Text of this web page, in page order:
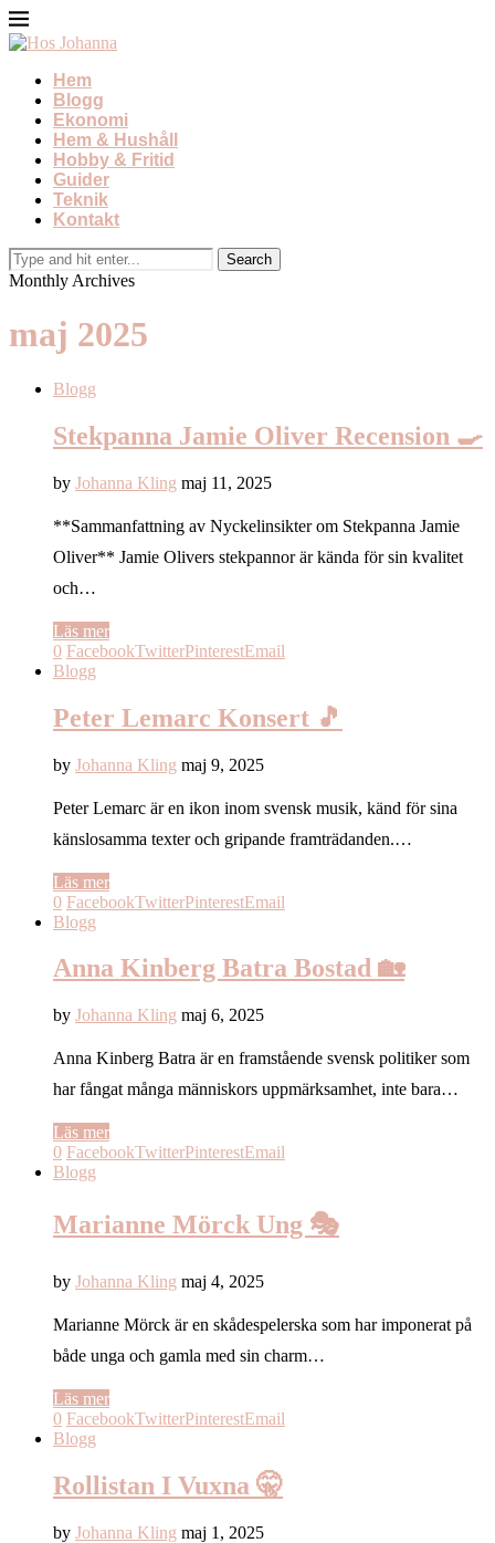
Hem
Blogg
Ekonomi
Hem & Hushåll
Hobby & Fritid
Guider
Teknik
Kontakt
Monthly Archives
maj 2025
Blogg
Stekpanna Jamie Oliver Recension 🍳
by Johanna Kling maj 11, 2025
**Sammanfattning av Nyckelinsikter om Stekpanna Jamie
Oliver** Jamie Olivers stekpannor är kända för sin kvalitet
och…
Läs mer
0 FacebookTwitterPinterestEmail
Blogg
Peter Lemarc Konsert 🎵
by Johanna Kling maj 9, 2025
Peter Lemarc är en ikon inom svensk musik, känd för sina
känslosamma texter och gripande framträdanden.…
Läs mer
0 FacebookTwitterPinterestEmail
Blogg
Anna Kinberg Batra Bostad 🏡
by Johanna Kling maj 6, 2025
Anna Kinberg Batra är en framstående svensk politiker som
har fångat många människors uppmärksamhet, inte bara…
Läs mer
0 FacebookTwitterPinterestEmail
Blogg
Marianne Mörck Ung 🎭
by Johanna Kling maj 4, 2025
Marianne Mörck är en skådespelerska som har imponerat på
både unga och gamla med sin charm…
Läs mer
0 FacebookTwitterPinterestEmail
Blogg
Rollistan I Vuxna 🤫
by Johanna Kling maj 1, 2025